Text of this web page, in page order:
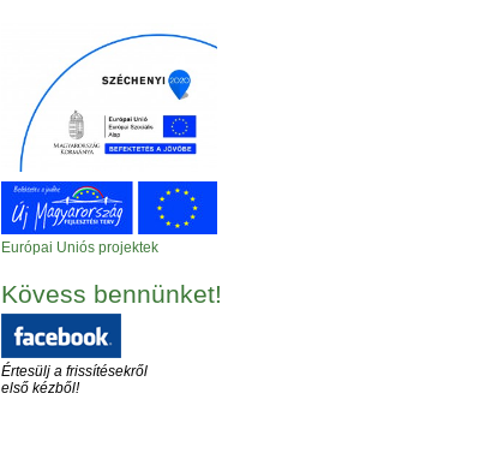
Európai Uniós projektek
Kövess bennünket!
Értesülj a frissítésekről
első kézből!